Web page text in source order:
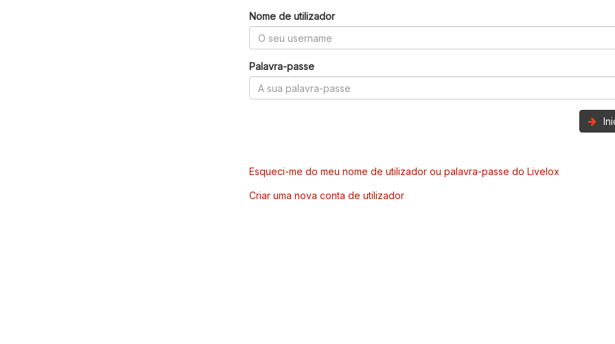
Nome de utilizador
Palavra-passe
Esqueci-me do meu nome de utilizador ou palavra-passe do Livelox
Criar uma nova conta de utilizador